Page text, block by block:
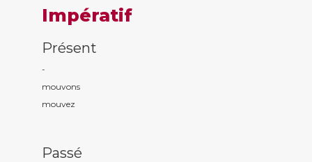
Impératif
Présent
-
mouvons
mouvez
Passé